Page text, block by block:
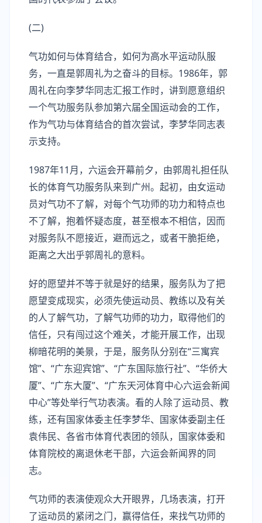
(二)
气功如何与体育结合，如何为高水平运动队服
务，一直是郭周礼为之奋斗的目标。1986年，郭
周礼在向李梦华同志汇报工作时，讲到愿意组织
一个气功服务队参加第六届全国运动会的工作，
作为气功与体育结合的首次尝试，李梦华同志表
示支持。
1987年11月，六运会开幕前夕，由郭周礼担任队
长的体育气功服务队来到广州。起初，由女运动
员对气功不了解，对每个气功师的功力和特点也
不了解，抱着怀疑态度，甚至根本不相信，因而
对服务队不愿接近，避而远之，或者干脆拒绝，
距离之大出乎郭周礼的意料。
好的愿望并不等于就是好的结果，服务队为了把
愿望变成现实，必须先使运动员、教练以及有关
的人了解气功，了解气功师的功力，取得他们的
信任，只有闯过这个难关，才能开展工作，出现
柳暗花明的美景，于是，服务队分别在“三寓宾
馆”、“广东迎宾馆”、“广东国际旅行社”、“华侨大
厦”、“广东大厦”、“广东天河体育中心六运会新闻
中心”等处举行气功表演。看的人除了运动员、教
练，还有国家体委主任李梦华、国家体委副主任
袁伟民、各省市体育代表团的领队，国家体委和
体育院校的离退休老干部，六运会新闻界的同
志。
气功师的表演使观众大开眼界，几场表演，打开
了运动员的紧闭之门，赢得信任，来找气功师的